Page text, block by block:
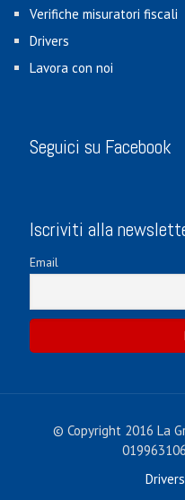
Verifiche misuratori fiscali
Drivers
Lavora con noi
Seguici su Facebook
Iscriviti alla
Email
© Copyright 2016 La
Drivers